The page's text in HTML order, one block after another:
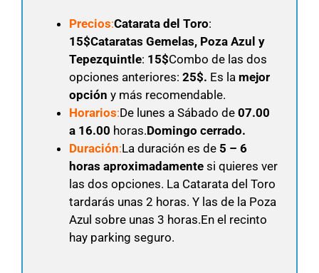
Precios:Catarata del Toro:
15$Cataratas Gemelas, Poza Azul y
Tepezquintle: 15$Combo de las dos
opciones anteriores: 25$. Es la mejor
opción y más recomendable.
Horarios:De lunes a Sábado de 07.00
a 16.00 horas.Domingo cerrado.
Duración:La duración es de 5 – 6
horas aproximadamente si quieres ver
las dos opciones. La Catarata del Toro
tardarás unas 2 horas. Y las de la Poza
Azul sobre unas 3 horas.En el recinto
hay parking seguro.